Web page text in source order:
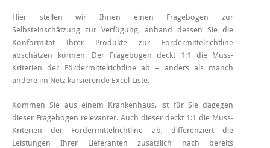
Hier stellen wir Ihnen einen Fragebogen zur
Selbsteinschätzung zur Verfügung, anhand dessen Sie die
Konformität Ihrer Produkte zur Fördermittelrichtline
abschätzen können. Der Fragebogen deckt 1:1 die Muss-
Kriterien der Fördermittelrichtline ab – anders als manch
andere im Netz kursierende Excel-Liste.
Kommen Sie aus einem Krankenhaus, ist für Sie dagegen
dieser Fragebogen relevanter. Auch dieser deckt 1:1 die Muss-
Kriterien der Fördermittelrichtline ab, differenziert die
Leistungen Ihrer Lieferanten zusätzlich nach bereits